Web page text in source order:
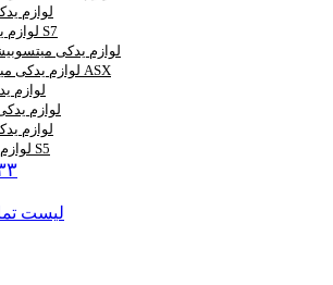
لوازم
لوازم یدکی هایما S7
لوازم یدکی
لوازم یدکی میتسوبیشی ASX
لوازم
لوازم یدکی
لوازم
لوازم یدکی جک S5
لیست